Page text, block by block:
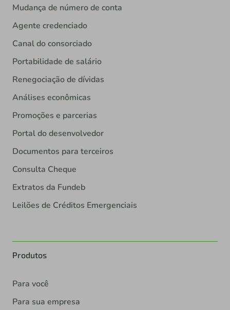
Mudança de número de conta
Agente credenciado
Canal do consorciado
Portabilidade de salário
Renegociação de dívidas
Análises econômicas
Promoções e parcerias
Portal do desenvolvedor
Documentos para terceiros
Consulta Cheque
Extratos da Fundeb
Leilões de Créditos Emergenciais
Produtos
Para você
Para sua empresa